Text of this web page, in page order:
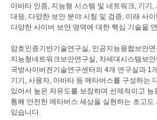
아바타 인증, 지능형 시스템 및 네트워크, 기기,
대응, 다양한 보안 분야 시험 및 검증, 미래 사
다양한 사이버 보안 영역에 대한 핵심 기술을
암호인증기반기술연구실, 인공지능융합보안연
지능형네트워크보안연구실, 차세대시스템보안
국방사이버전기술연구센터의 4개 연구실과 1
기기, 사용자, 아바타 등 메타버스를 구성하는
있어서 높은 자유도를 보장하며 선제적이고
통해 안전한 메타버스 세상을 실현하는 초고도
있습니다.